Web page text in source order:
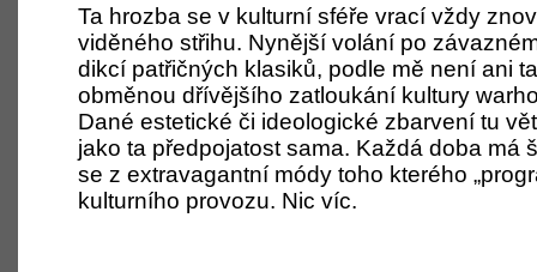
Ta hrozba se v kulturní sféře vrací vždy
viděného střihu. Nynější volání po
dikcí patřičných klasiků, podle mě není ani
obměnou dřívějšího zatloukání kultury
Dané estetické či ideologické zbarvení tu
jako ta předpojatost sama. Každá doba má
se z extravagantní módy toho kterého
kulturního provozu. Nic víc.